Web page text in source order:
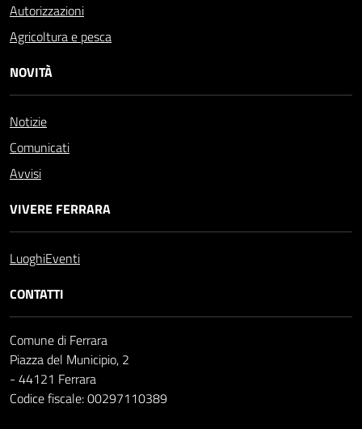
Autorizzazioni
Agricoltura e pesca
NOVITÀ
Notizie
Comunicati
Avvisi
VIVERE FERRARA
LuoghiEventi
CONTATTI
Comune di Ferrara
Piazza del Municipio, 2
- 44121 Ferrara
Codice fiscale: 00297110389